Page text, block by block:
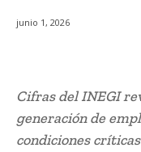
junio 1, 2026
Cifras del INEGI
generación de
condiciones